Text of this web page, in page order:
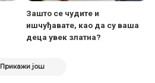
Зашто се чудите и
ишчуђавате, као да су ваша
деца увек златна?
Прикажи још